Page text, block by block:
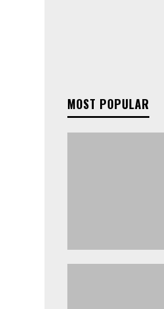
MOST POPULAR